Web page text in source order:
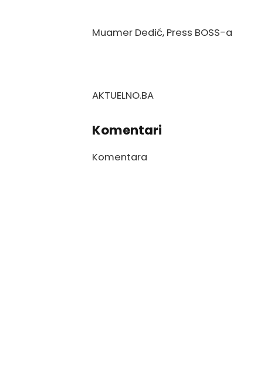
Muamer Dedić, Press BOSS-a
AKTUELNO.BA
Komentari
Komentara